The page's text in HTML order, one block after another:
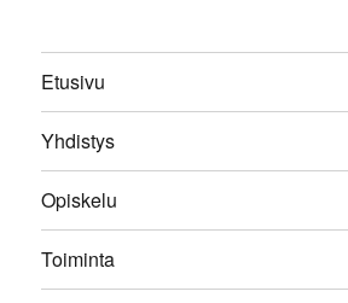
Etusivu
Yhdistys
Opiskelu
Toiminta